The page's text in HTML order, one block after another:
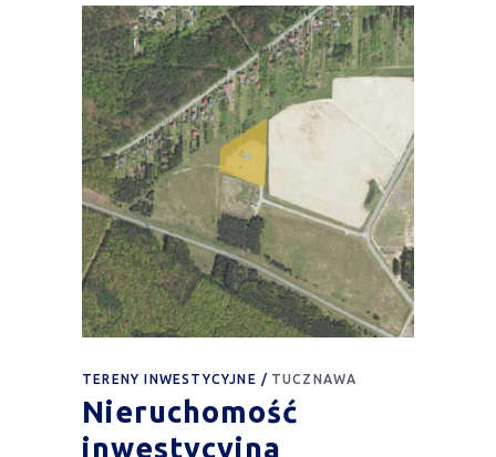
TERENY INWESTYCYJNE TUCZNAWA
Nieruchomość
inwestycyjna